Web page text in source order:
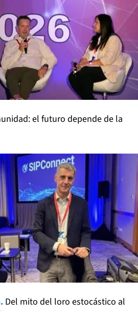
el futuro depende de la
Del mito del loro estocástico al